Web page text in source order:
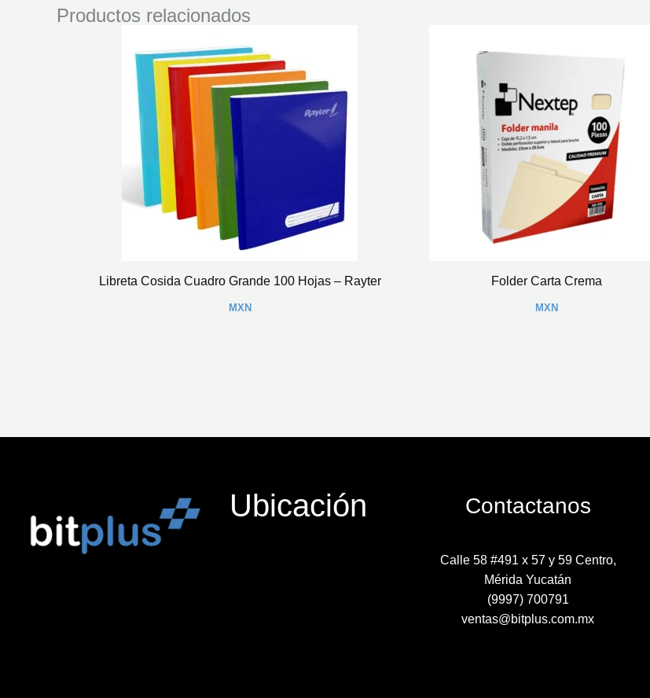
Productos relacionados
Libreta Cosida Cuadro Grande 100 Hojas – Rayter
MXN
Folder Carta Crema
MXN
Ubicación Contactanos
Calle 58 #491 x 57 y 59 Centro,
Mérida Yucatán
(9997) 700791
ventas@bitplus.com.mx